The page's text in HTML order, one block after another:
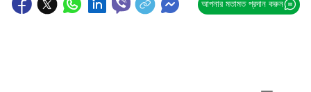
আপনার মতামত প্রদান করুন